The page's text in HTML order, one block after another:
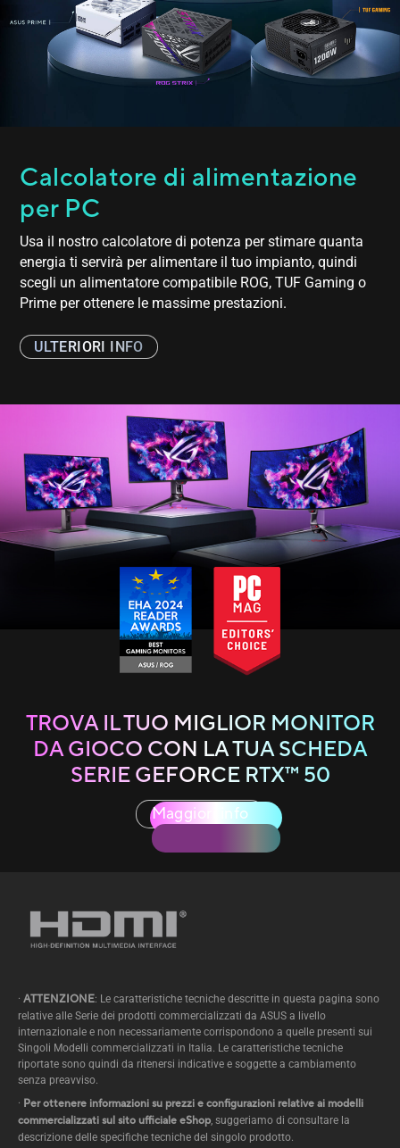
Calcolatore di alimentazione
per PC
Usa il nostro calcolatore di potenza per stimare quanta
energia ti servirà per alimentare il tuo impianto, quindi
scegli un alimentatore compatibile ROG, TUF Gaming o
Prime per ottenere le massime prestazioni.
ULTERIORI INFO
TROVA IL TUO MIGLIOR MONITOR
DA GIOCO CON LA TUA SCHEDA
SERIE GEFORCE RTX™ 50
Maggiori info
· ATTENZIONE: Le caratteristiche tecniche descritte in questa pagina sono
relative alle Serie dei prodotti commercializzati da ASUS a livello
internazionale e non necessariamente corrispondono a quelle presenti sui
Singoli Modelli commercializzati in Italia. Le caratteristiche tecniche
riportate sono quindi da ritenersi indicative e soggette a cambiamento
senza preavviso.
· Per ottenere informazioni su prezzi e configurazioni relative ai modelli
commercializzati sul sito ufficiale eShop, suggeriamo di consultare la
descrizione delle specifiche tecniche del singolo prodotto.